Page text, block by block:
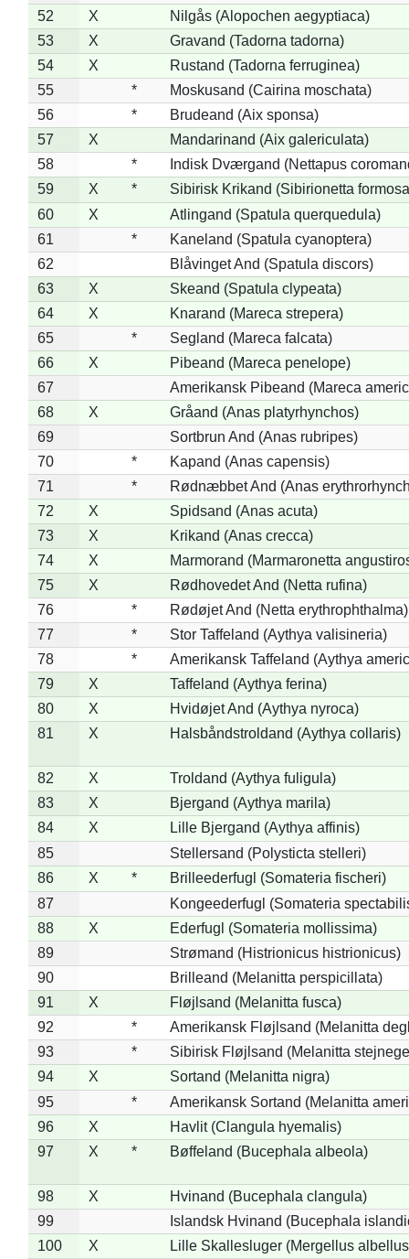
52
X
Nilgås (Alopochen aegyptiaca)
53
X
Gravand (Tadorna tadorna)
54
X
Rustand (Tadorna ferruginea)
55
*
Moskusand (Cairina moschata)
56
*
Brudeand (Aix sponsa)
57
X
Mandarinand (Aix galericulata)
58
*
Indisk Dværgand (Nettapus
59
X *
Sibirisk Krikand (Sibirionetta
60
X
Atlingand (Spatula querquedula)
61
*
Kaneland (Spatula cyanoptera)
62
Blåvinget And (Spatula discors)
63
X
Skeand (Spatula clypeata)
64
X
Knarand (Mareca strepera)
65
*
Segland (Mareca falcata)
66
X
Pibeand (Mareca penelope)
67
Amerikansk Pibeand (Mareca
68
X
Gråand (Anas platyrhynchos)
69
Sortbrun And (Anas rubripes)
70
*
Kapand (Anas capensis)
71
*
Rødnæbbet And (Anas
72
X
Spidsand (Anas acuta)
73
X
Krikand (Anas crecca)
74
X
Marmorand (Marmaronetta
75
X
Rødhovedet And (Netta rufina)
76
*
Rødøjet And (Netta erythrophthalma)
77
*
Stor Taffeland (Aythya valisineria)
78
*
Amerikansk Taffeland (Aythya
79
X
Taffeland (Aythya ferina)
80
X
Hvidøjet And (Aythya nyroca)
81
X Halsbåndstroldand (Aythya collaris)
82 X
Troldand (Aythya fuligula)
83
X
Bjergand (Aythya marila)
84
X
Lille Bjergand (Aythya affinis)
85
Stellersand (Polysticta stelleri)
86
X *
Brilleederfugl (Somateria fischeri)
87
Kongeederfugl (Somateria
88
X
Ederfugl (Somateria mollissima)
89
Strømand (Histrionicus histrionicus)
90
Brilleand (Melanitta perspicillata)
91
X
Fløjlsand (Melanitta fusca)
92
*
Amerikansk Fløjlsand (Melanitta
93
*
Sibirisk Fløjlsand (Melanitta
94
X
Sortand (Melanitta nigra)
95
*
Amerikansk Sortand (Melanitta
96
X
Havlit (Clangula hyemalis)
97
X * Bøffeland (Bucephala albeola)
98 X
Hvinand (Bucephala clangula)
99
Islandsk Hvinand (Bucephala
100
X Lille Skallesluger (Mergellus